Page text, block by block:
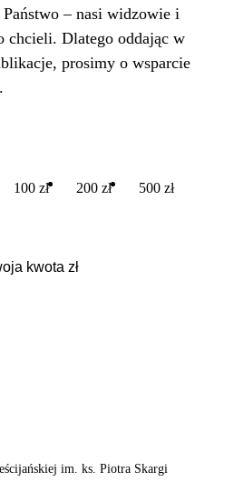
– nasi widzowie i
chcieli. Dlatego oddając w
prosimy o wsparcie
100 zł 200 zł 500 zł
im. ks. Piotra Skargi